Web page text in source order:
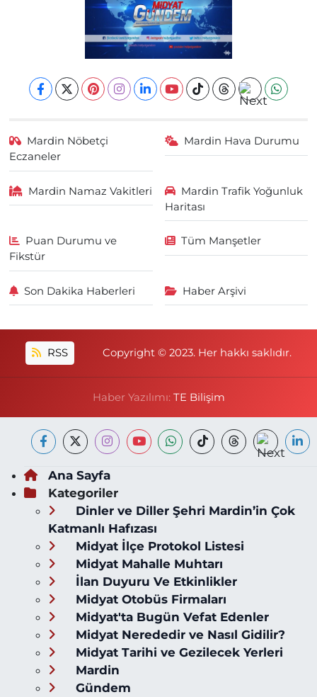
Mardin Nöbetçi
Eczaneler
Mardin Hava Durumu
Mardin Namaz Vakitleri
Mardin Trafik Yoğunluk
Haritası
Puan Durumu ve
Fikstür
Tüm Manşetler
Son Dakika Haberleri Haber Arşivi
RSS Copyright © 2023. Her hakkı saklıdır.
Haber Yazılımı: TE Bilişim
Ana Sayfa
Kategoriler
Dinler ve Diller Şehri Mardin’in Çok
Katmanlı Hafızası
Midyat İlçe Protokol Listesi
Midyat Mahalle Muhtarı
İlan Duyuru Ve Etkinlikler
Midyat Otobüs Firmaları
Midyat'ta Bugün Vefat Edenler
Midyat Nerededir ve Nasıl Gidilir?
Midyat Tarihi ve Gezilecek Yerleri
Mardin
Gündem